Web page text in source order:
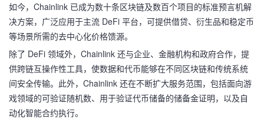
如今，Chainlink 已成为数十条区块链及数百个项目的标准预言机解
决方案，广泛应用于主流 DeFi 平台，可提供借贷、衍生品和稳定币
等场景所需的去中心化价格馈源。
除了 DeFi 领域外，Chainlink 还与企业、金融机构和政府合作，提
供跨链互操作性工具，使数据和代币能够在不同区块链和传统系统
间安全传输。此外，Chainlink 还在不断扩大服务范围，包括面向游
戏领域的可验证随机数、用于验证代币储备的储备金证明，以及自
动化智能合约执行。